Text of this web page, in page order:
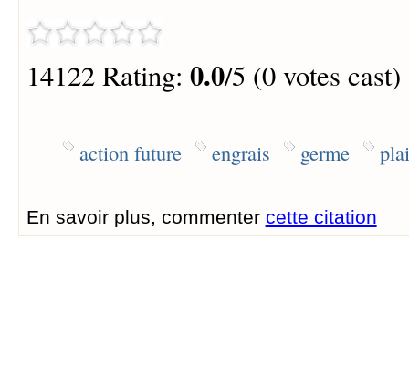
14122 Rating: 0.0/5 (0 votes cast)
action future engrais germe
En savoir plus, commenter cette citation